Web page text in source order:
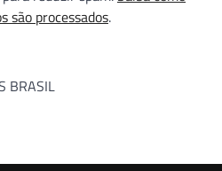
são processados.
BRASIL